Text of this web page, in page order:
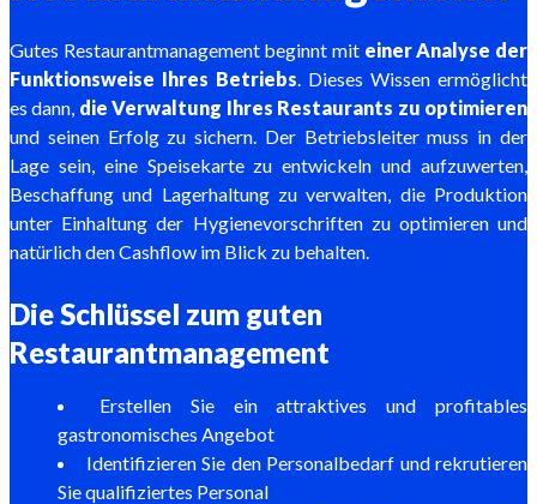
Gutes Restaurantmanagement beginnt mit einer Analyse der
Funktionsweise Ihres Betriebs. Dieses Wissen ermöglicht
es dann, die Verwaltung Ihres Restaurants zu optimieren
und seinen Erfolg zu sichern. Der Betriebsleiter muss in der
Lage sein, eine Speisekarte zu entwickeln und aufzuwerten,
Beschaffung und Lagerhaltung zu verwalten, die Produktion
unter Einhaltung der Hygienevorschriften zu optimieren und
natürlich den Cashflow im Blick zu behalten.
Die Schlüssel zum guten
Restaurantmanagement
Erstellen Sie ein attraktives und profitables
gastronomisches Angebot
Identifizieren Sie den Personalbedarf und rekrutieren
Sie qualifiziertes Personal